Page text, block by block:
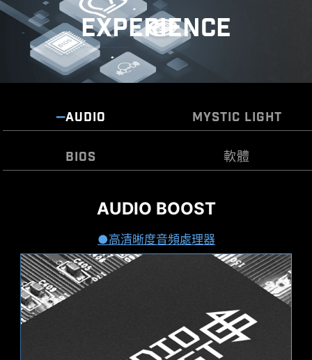
頻寬分配最佳化
提供高達 27W 的快速充電
搭載前置式TYPE-C
MSI PRO 主板支援前置 USB Type-C介面，使遊戲
EXPERIENCE
AUDIO MYSTIC LIGHT
BIOS 軟體
AUDIO BOOST
高清晰度音頻處理器
盡情揮灑彩色世界
透過 MSI Center 的 Mystic Light 工具，為你的桌
機增添色彩和充滿活力的 RGB 燈效。擁有上百萬種
顏色選擇與多樣炫酷的 LED 效果，任您選、任您
微星全新設計的 CLICK BIOS X 提供美觀更友善使
EZ 模式 預設模式
MSI CENTER
MSI 全新的MSI Center 將MSI 所有軟體整合到一個
應用程序中。進一步控制主機板功能，以釋放無限
Mystic Light